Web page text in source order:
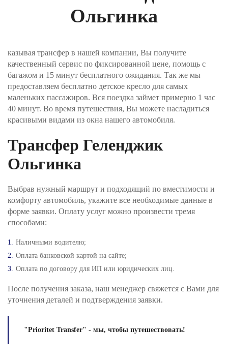
подтверждение заказа. Телефон пригодится, если
водитель не сможет найти вас в месте отправления.
Оплата производится через интернет-эквайринг
АО "Т-БАНК" (© 2006–2025, АО «Т-Банк»,
официальный сайт https://www.tbank.ru/business/,
лицензия ЦБ РФ № 2673).
Шаг №4. После получения заявки, наш менеджер
проверит поступление денежных средств и
свяжется с Вами для подверждения заказа и его
Ольгинка
казывая трансфер в нашей компании, Вы получите
качественный сервис по фиксированной цене, помощь с
багажом и 15 минут бесплатного ожидания. Так же мы
предоставляем бесплатно детское кресло для самых
маленьких пассажиров. Вся поездка займет примерно 1 час
40 минут. Во время путешествия, Вы можете насладиться
красивыми видами из окна нашего автомобиля.
Трансфер Геленджик
Ольгинка
Выбрав нужный маршрут и подходящий по вместимости и
комфорту автомобиль, укажите все необходимые данные в
форме заявки. Оплату услуг можно произвести тремя
способами:
Наличными водителю;
Оплата банковской картой на сайте;
Оплата по договору для ИП или юридических лиц.
После получения заказа, наш менеджер свяжется с Вами для
уточнения деталей и подтверждения заявки.
"Prioritet Transfer" - мы, чтобы путешествовать!